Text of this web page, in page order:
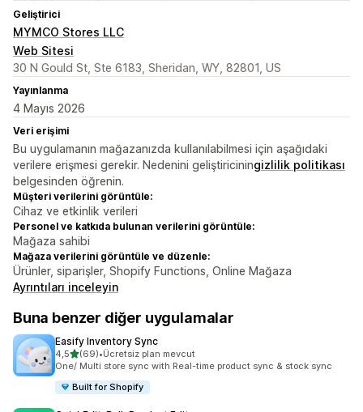
Geliştirici
MYMCO Stores LLC
Web Sitesi
30 N Gould St, Ste 6183, Sheridan, WY, 82801, US
Yayınlanma
4 Mayıs 2026
Veri erişimi
Bu uygulamanın mağazanızda kullanılabilmesi için aşağıdaki
verilere erişmesi gerekir. Nedenini geliştiriciningizlilik politikası
belgesinden öğrenin.
Müşteri verilerini görüntüle:
Cihaz ve etkinlik verileri
Personel ve katkıda bulunan verilerini görüntüle:
Mağaza sahibi
Mağaza verilerini görüntüle ve düzenle:
Ürünler, siparişler, Shopify Functions, Online Mağaza
Ayrıntıları inceleyin
Buna benzer diğer uygulamalar
Easify Inventory Sync
4,55 yıldız üzerinden
(69)
toplam 69 değerlendirme
•Ücretsiz plan mevcut
One/ Multi store sync with Real-time product sync & stock sync
Built for Shopify